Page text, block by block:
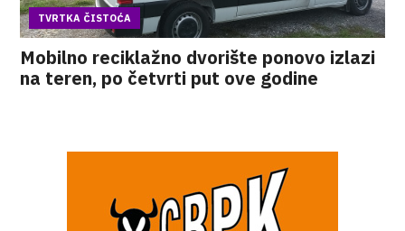
TVRTKA ČISTOĆA
Mobilno reciklažno dvorište ponovo izlazi
na teren, po četvrti put ove godine